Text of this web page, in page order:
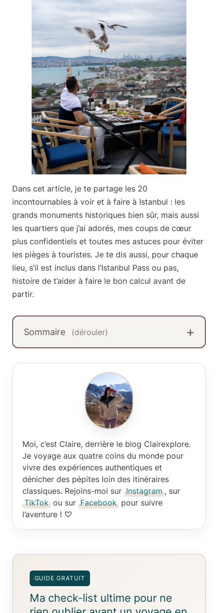
Dans cet article, je te partage les 20
incontournables à voir et à faire à Istanbul : les
grands monuments historiques bien sûr, mais aussi
les quartiers que j’ai adorés, mes coups de cœur
plus confidentiels et toutes mes astuces pour éviter
les pièges à touristes. Je te dis aussi, pour chaque
lieu, s’il est inclus dans l’Istanbul Pass ou pas,
histoire de t’aider à faire le bon calcul avant de
partir.
Sommaire (dérouler)
Moi, c’est Claire, derrière le blog Clairexplore.
Je voyage aux quatre coins du monde pour
vivre des expériences authentiques et
dénicher des pépites loin des itinéraires
classiques. Rejoins-moi sur Instagram , sur
TikTok ou sur Facebook pour suivre
l’aventure ! ♡
GUIDE GRATUIT
Ma check-list ultime pour ne